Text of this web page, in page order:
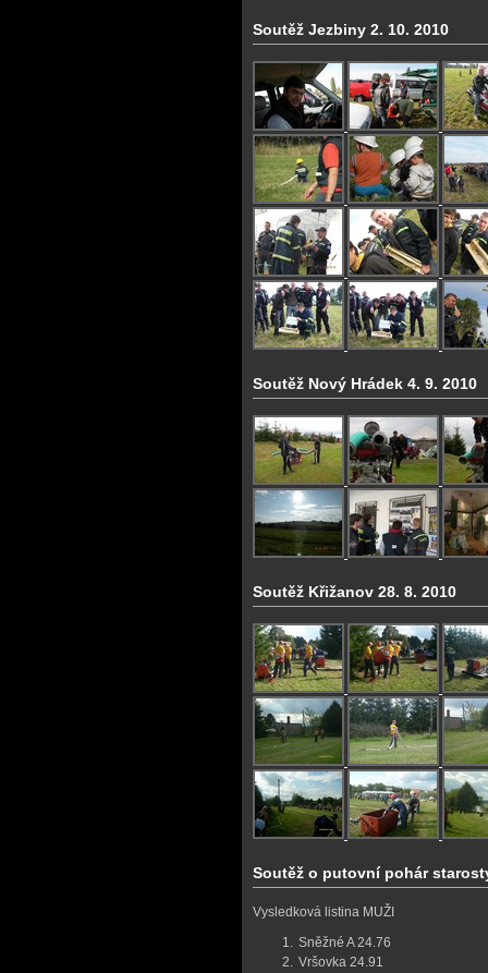
Soutěž Jezbiny 2. 10. 2010
Soutěž Nový Hrádek 4. 9. 2010
Soutěž Křižanov 28. 8. 2010
Soutěž o putovní pohár
Vysledková listina MUŽI
Sněžné A 24.76
Vršovka 24.91